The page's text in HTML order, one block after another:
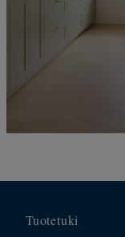
Tuotetuki